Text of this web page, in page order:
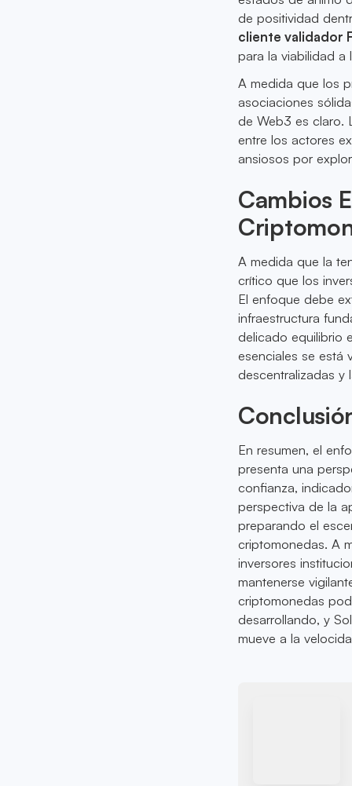
de positividad
cliente validador
para la viabilidad
A medida que los
asociaciones
de Web3 es claro.
entre los actores
ansiosos por
Cambios
A medida que la
crítico que los
El enfoque debe
infraestructura
delicado equilibrio
esenciales se está
descentralizadas y
En resumen, el
presenta una
confianza,
perspectiva de la
preparando el
criptomonedas. A
inversores
mantenerse
criptomonedas
desarrollando, y
mueve a la